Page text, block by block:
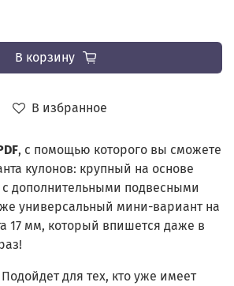
В избранное
В корзину
, с помощью которого вы сможете
кулонов: крупный на основе
дополнительными подвесными
универсальный мини-вариант на
17 мм, который впишется даже в
Подойдет для тех, кто уже имеет